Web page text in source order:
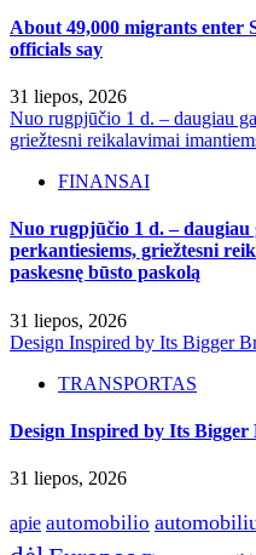
About 49,000 migrants enter
officials say
31 liepos, 2026
Nuo rugpjūčio 1 d. – daugiau
griežtesni reikalavimai
FINANSAI
Nuo rugpjūčio 1 d. –
perkantiesiems, griežtesni
paskesnę būsto paskolą
31 liepos, 2026
Design Inspired by Its Bigger
TRANSPORTAS
Design Inspired by Its
31 liepos, 2026
apie automobilio